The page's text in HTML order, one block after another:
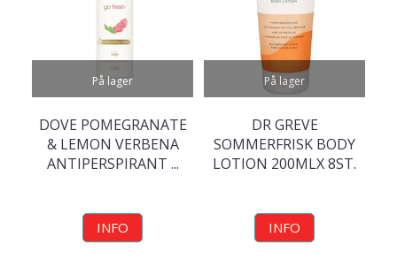
På lager
DOVE POMEGRANATE
& LEMON VERBENA
ANTIPERSPIRANT ...
INFO
På lager
DR GREVE
SOMMERFRISK BODY
LOTION 200MLX 8ST.
INFO